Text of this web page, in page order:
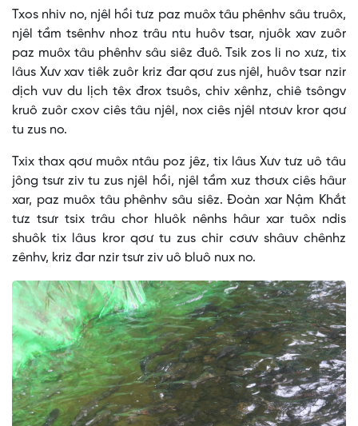
Txos nhiv no, njêl hồi tưz paz muôx tâu phênhv sâu truôx,
njêl tầm tsênhv nhoz trâu ntu huôv tsar, njuôk xav zuôr
paz muôx tâu phênhv sâu siêz đuô. Tsik zos li no xưz, tix
lâus Xưv xav tiêk zuôr kriz đar qơư zus njêl, huôv tsar nzir
dịch vuv du lịch têx đrox tsuôs, chiv xênhz, chiê tsôngv
kruô zuôr cxov ciês tâu njêl, nox ciês njêl ntơưv kror qơư
tu zus no.
Txix thax qơư muôx ntâu poz jêz, tix lâus Xưv tưz uô tâu
jông tsưr ziv tu zus njêl hồi, njêl tầm xuz thơưx ciês hâur
xar, paz muôx tâu phênhv sâu siêz. Đoàn xar Nậm Khắt
tưz tsưr tsix trâu chor hluôk nênhs hâur xar tuôx ndis
shuôk tix lâus kror qơư tu zus chir cơưv shâuv chênhz
zênhv, kriz đar nzir tsưr ziv uô bluô nux no.